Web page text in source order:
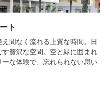
ト
間なく流れる上質な時間。日
贅沢な空間。空と緑に囲まれ
な体験で、忘れられない思い